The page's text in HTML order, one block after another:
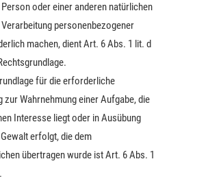
oder einer anderen natürlichen
personenbezogener
machen, dient Art. 6 Abs. 1 lit. d
für die erforderliche
zur Wahrnehmung einer Aufgabe, die
Interesse liegt oder in Ausübung
erfolgt, die dem
übertragen wurde ist Art. 6 Abs. 1